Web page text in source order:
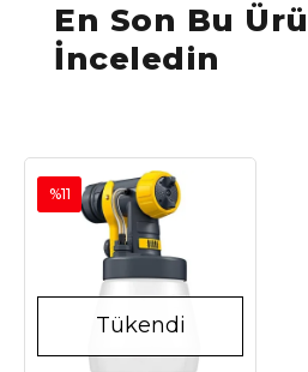
En Son Bu
İnceledin
Tükendi
%11